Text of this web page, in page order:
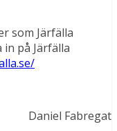
som Järfälla
på Järfälla
Daniel Fabregat